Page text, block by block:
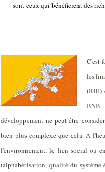
sont ceux qui bénéficient des
C'est
les
(IDH)
développement ne peut être
bien plus complexe que cela. A
l'environnement, le lien social ou
(alphabétisation, qualité du